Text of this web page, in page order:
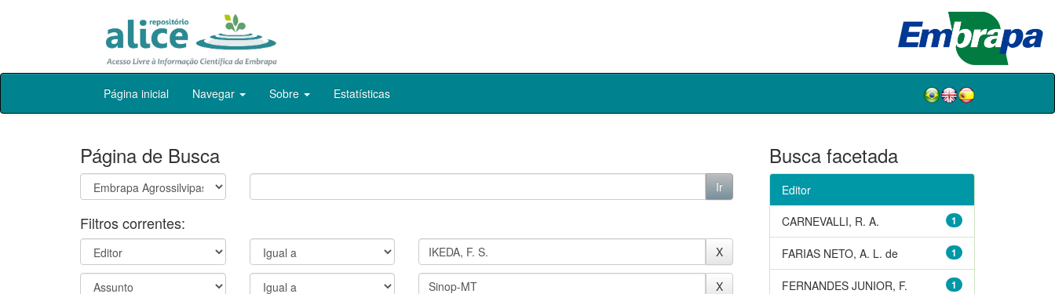
Skip
Página inicial Navegar Sobre Estatísticas
Página de Busca
Filtros correntes:
Busca facetada
Editor
1
CARNEVALLI, R. A.
1
FARIAS NETO, A. L. de
1
FERNANDES JUNIOR, F.